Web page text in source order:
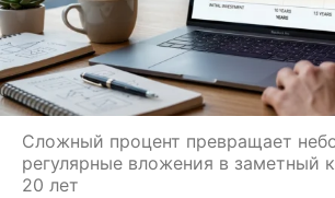
Сложный процент превращает
регулярные вложения в заметный
20 лет